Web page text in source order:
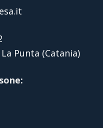
Punta (Catania)